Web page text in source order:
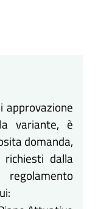
approvazione
variante, è
domanda,
dalla